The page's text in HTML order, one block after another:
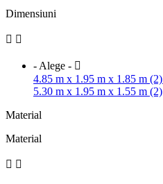
Dimensiuni
 
- Alege - 
4.85 m x 1.95 m x 1.85 m (2)
5.30 m x 1.95 m x 1.55 m (2)
Material
Material
 